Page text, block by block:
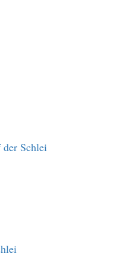
der Schlei